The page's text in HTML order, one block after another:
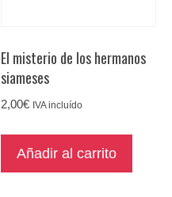
El misterio de los hermanos
siameses
2,00€ IVA incluído
Añadir al carrito